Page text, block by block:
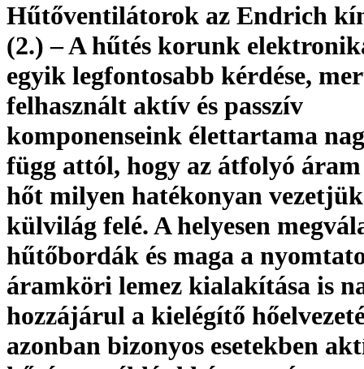
Hűtőventilátorok az Endrich
(2.) – A hűtés korunk
egyik legfontosabb kérdése,
felhasznált aktív és passzív
komponenseink élettartama
függ attól, hogy az átfolyó
hőt milyen hatékonyan
külvilág felé. A helyesen
hűtőbordák és maga a
áramköri lemez kialakítása is
hozzájárul a kielégítő
azonban bizonyos esetekben